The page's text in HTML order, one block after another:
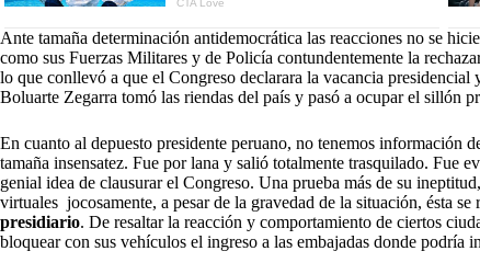
Ante tamaña determinación antidemocrática las reacciones no se
como sus Fuerzas Militares y de Policía contundentemente la
lo que conllevó a que el Congreso declarara la vacancia
Boluarte Zegarra tomó las riendas del país y pasó a ocupar el sillón
En cuanto al depuesto presidente peruano, no tenemos información
tamaña insensatez. Fue por lana y salió totalmente trasquilado. Fue
genial idea de clausurar el Congreso. Una prueba más de su
virtuales jocosamente, a pesar de la gravedad de la situación, ésta se
presidiario. De resaltar la reacción y comportamiento de ciertos
bloquear con sus vehículos el ingreso a las embajadas donde podría